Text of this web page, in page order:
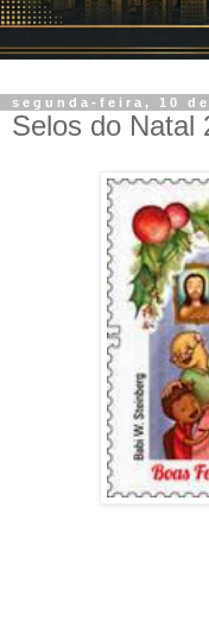
segunda-feira, 10
Selos do Natal